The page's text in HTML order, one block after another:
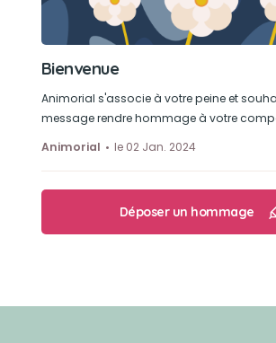
Bienvenue
Animorial s'associe à votre peine et
message rendre hommage à votre
Animorial
le 02 Jan. 2024
Déposer un hommage